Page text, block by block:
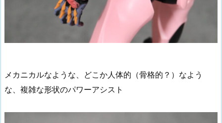
メカニカルなような、どこか人体的（骨格的？）なよう
な、複雑な形状のパワーアシスト